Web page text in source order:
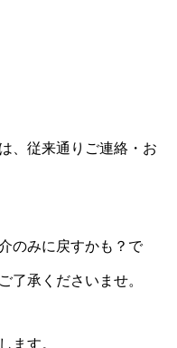
、従来通りご連絡・お
のみに戻すかも？で
了承くださいませ。
ます。